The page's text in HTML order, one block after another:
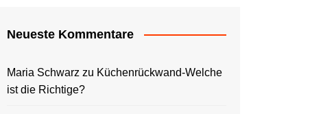
Neueste Kommentare
Maria Schwarz zu Küchenrückwand-Welche
ist die Richtige?